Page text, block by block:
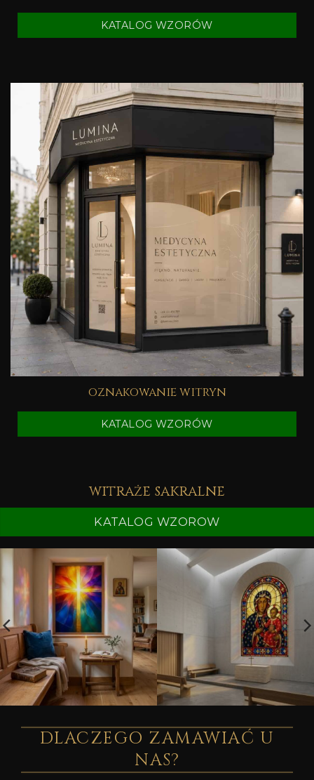
KATALOG WZORÓW
oznakowanie witryn
KATALOG WZORÓW
witraże sakralne
KATALOG WZOROW
DLACZEGO ZAMAWIAĆ U
NAS?